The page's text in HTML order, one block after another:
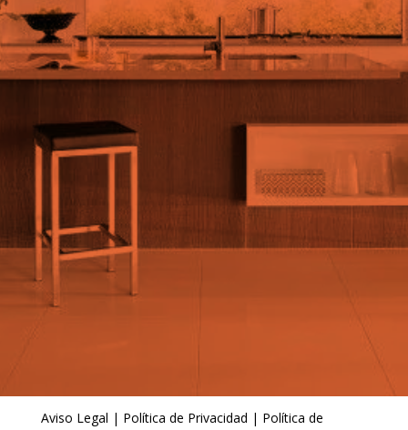
Aviso Legal | Política de Privacidad | Política de